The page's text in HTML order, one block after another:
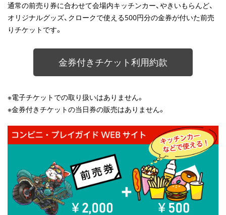
通常の前売り券に合わせて会場内キッチンカー、やきいもらんど、
オリジナルグッズ、クロークで使える500円分の金券が付いた前売
りチケットです。
金券付きチケット利用約款
※電子チケットでの取り扱いはありません。
※金券付きチケットの当日券の販売はありません。